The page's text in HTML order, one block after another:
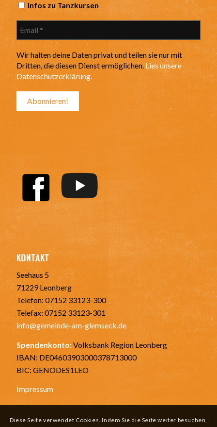
Infos zu Tanzkursen
Wir halten deine Daten privat und teilen sie nur mit
Dritten, die diesen Dienst ermöglichen. Lies unsere
Datenschutzerklärung.
KONTAKT
Seehaus 5
71229 Leonberg
Telefon: 07152 33123-300
Telefax: 07152 33123-301
info@gemeinde-am-glemseck.de
Spendenkonto:Volksbank Region Leonberg
IBAN: DE04603903000378713000
BIC: GENODES1LEO
Impressum
Diese Seite verwendet Cookies. Indem Sie die Seite weiter besuchen,